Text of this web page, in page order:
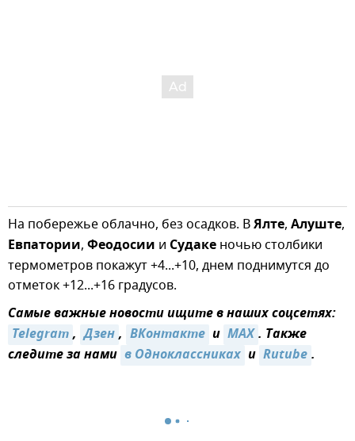
На побережье облачно, без осадков. ВЯлте, Алуште,
Евпатории, Феодосии и Судаке ночью столбики
термометров покажут +4...+10, днем поднимутся до
отметок +12...+16 градусов.
Самые важные новости ищите в наших соцсетях:
Telegram, Дзен, ВКонтакте и MAX. Также
следите за нами в Одноклассниках и Rutube.